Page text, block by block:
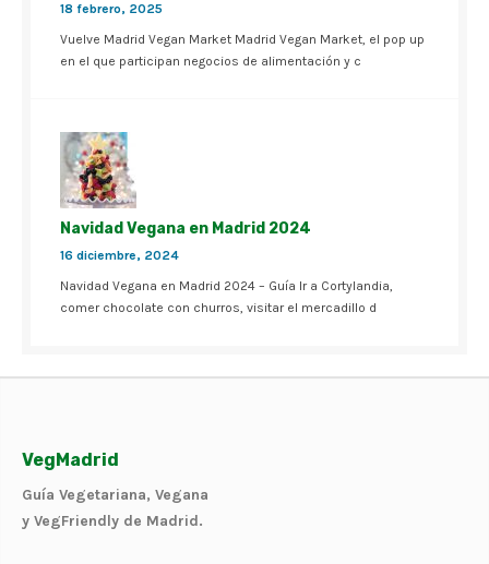
18 febrero, 2025
Vuelve Madrid Vegan Market Madrid Vegan Market, el pop up
en el que participan negocios de alimentación y c
Navidad Vegana en Madrid 2024
16 diciembre, 2024
Navidad Vegana en Madrid 2024 – Guía Ir a Cortylandia,
comer chocolate con churros, visitar el mercadillo d
VegMadrid
Guía Vegetariana, Vegana
y VegFriendly de Madrid.